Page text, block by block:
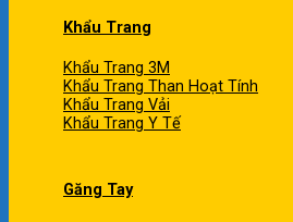
Khẩu Trang
Khẩu Trang 3M
Khẩu Trang Than Hoạt Tính
Khẩu Trang Vải
Khẩu Trang Y Tế
Găng Tay